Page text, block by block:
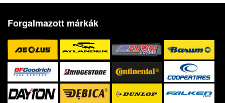
Forgalmazott márkák